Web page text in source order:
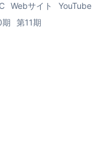
Webサイト YouTube
期 第11期